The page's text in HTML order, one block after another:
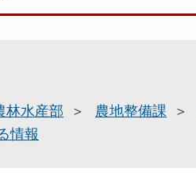
林水産部 農地整備課
情報